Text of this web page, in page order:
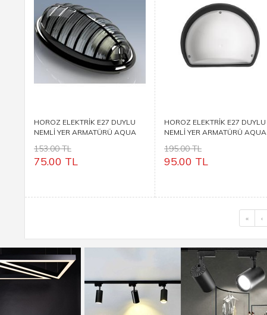
HOROZ ELEKTRİK E27 DUYLU
NEMLİ YER ARMATÜRÜ AQUA
153.00 TL
75.00 TL
HOROZ ELEKTRİK E27 DUYLU
NEMLİ YER ARMATÜRÜ AQUA
195.00 TL
95.00 TL
« ‹